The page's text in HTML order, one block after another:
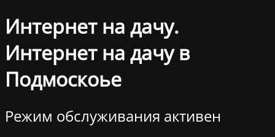
Интернет на дачу.
Интернет на дачу в
Подмоскоье
Режим обслуживания активен